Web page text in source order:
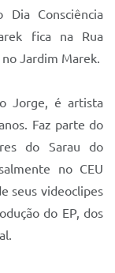
Consciência
fica na Rua
Jardim Marek.
Jorge, é artista
Faz parte do
do Sarau do
no CEU
seus videoclipes
do EP, dos